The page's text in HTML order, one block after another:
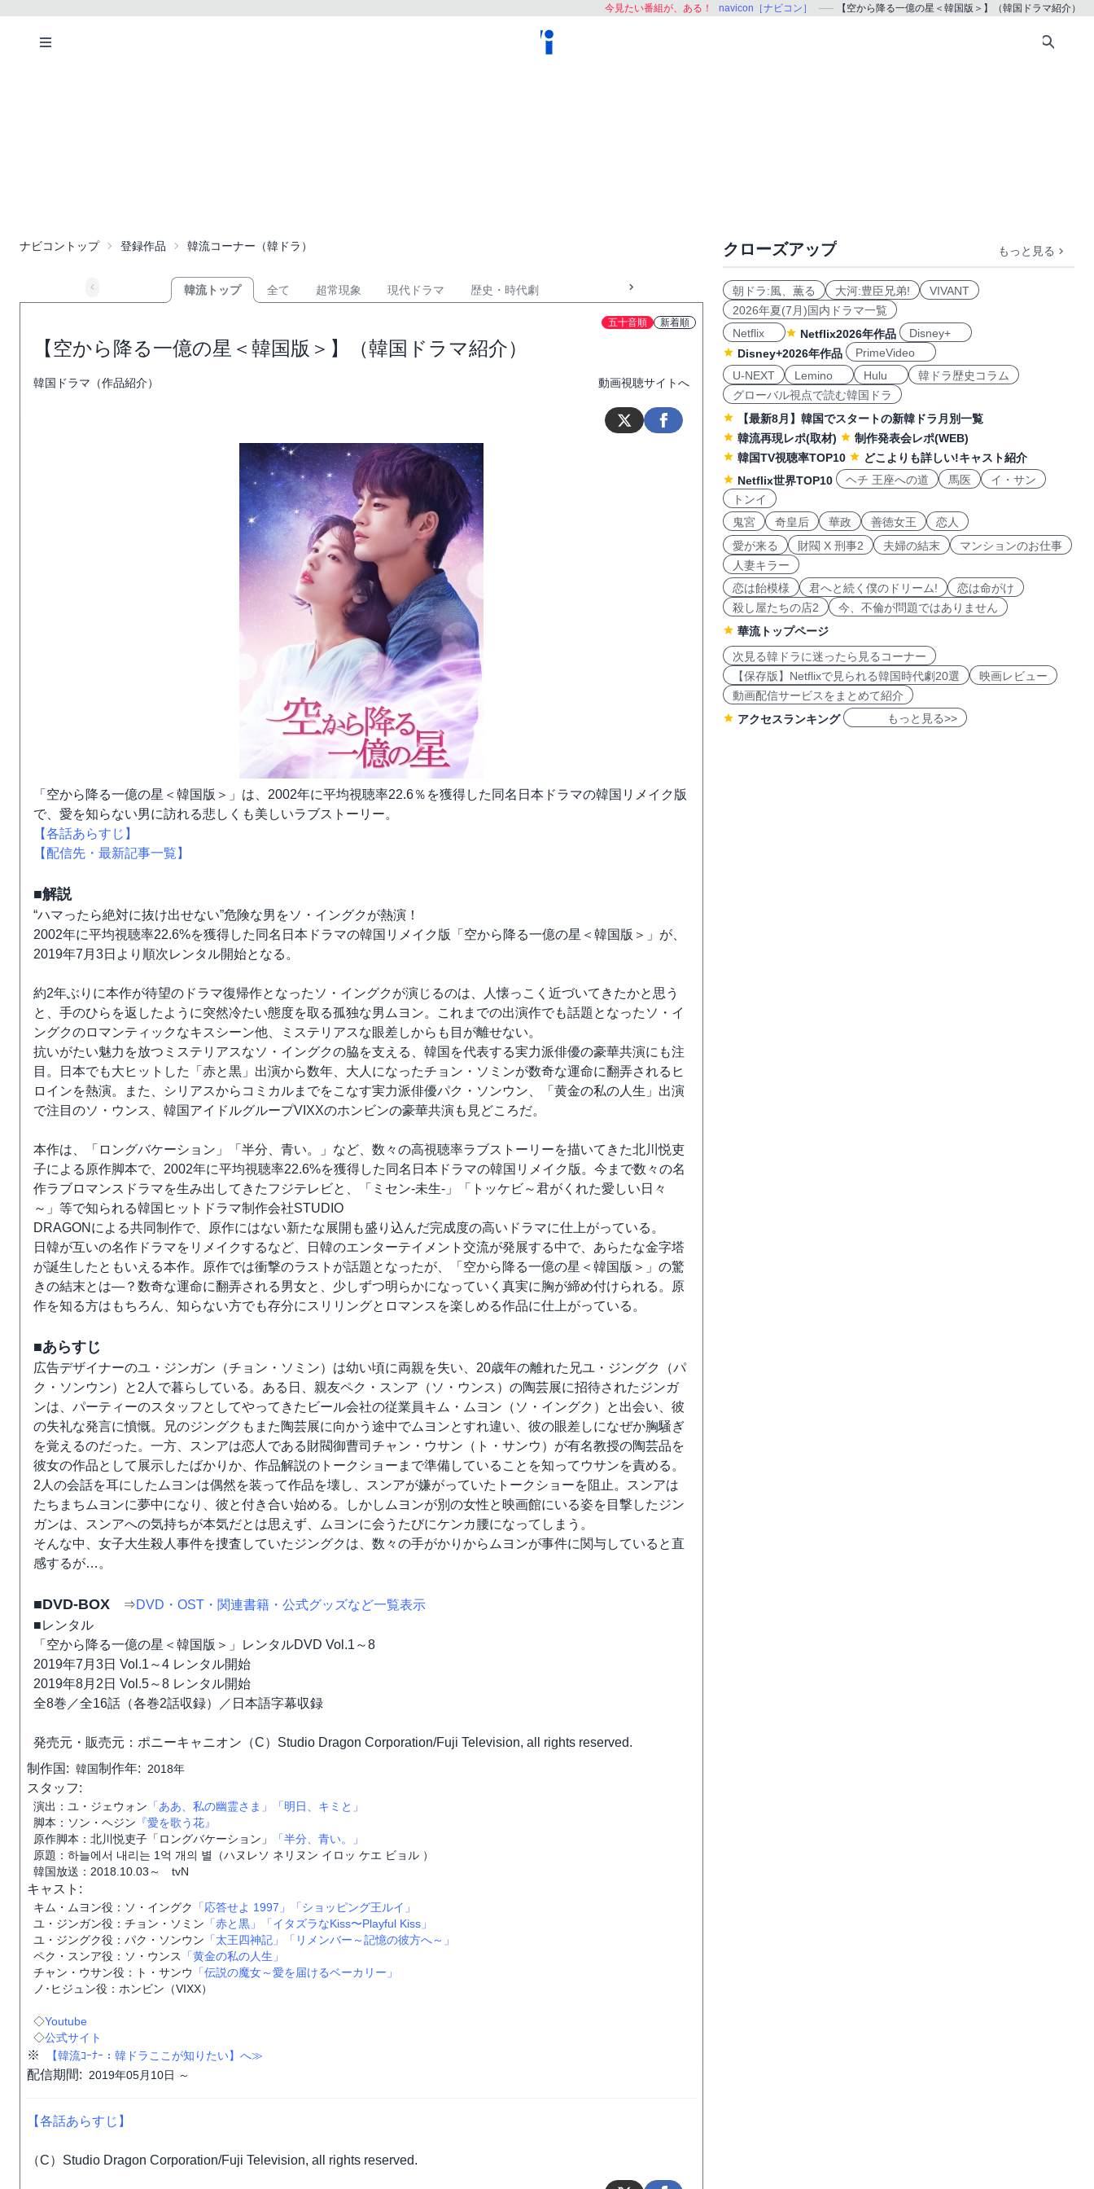
今見たい番組が、ある！ navicon［ナビコン］ 【空から降る一億の星＜韓国版＞】（韓国ドラマ紹介）
ナビコントップ 登録作品 韓流コーナー（韓ドラ）
韓流トップ 全て 超常現象 現代ドラマ 歴史・時代劇
五十音順 新着順
【空から降る一億の星＜韓国版＞】（韓国ドラマ紹介）
韓国ドラマ（作品紹介） 動画視聴サイトへ
「空から降る一億の星＜韓国版＞」は、2002年に平均視聴率22.6％を獲得した同名日本ドラマの韓国リメイク版
で、愛を知らない男に訪れる悲しくも美しいラブストーリー。
【各話あらすじ】
【配信先・最新記事一覧】
■解説
“ハマったら絶対に抜け出せない”危険な男をソ・イングクが熱演！
2002年に平均視聴率22.6%を獲得した同名日本ドラマの韓国リメイク版「空から降る一億の星＜韓国版＞」が、
2019年7月3日より順次レンタル開始となる。
約2年ぶりに本作が待望のドラマ復帰作となったソ・イングクが演じるのは、人懐っこく近づいてきたかと思う
と、手のひらを返したように突然冷たい態度を取る孤独な男ムヨン。これまでの出演作でも話題となったソ・イ
ングクのロマンティックなキスシーン他、ミステリアスな眼差しからも目が離せない。
抗いがたい魅力を放つミステリアスなソ・イングクの脇を支える、韓国を代表する実力派俳優の豪華共演にも注
目。日本でも大ヒットした「赤と黒」出演から数年、大人になったチョン・ソミンが数奇な運命に翻弄されるヒ
ロインを熱演。また、シリアスからコミカルまでをこなす実力派俳優パク・ソンウン、「黄金の私の人生」出演
で注目のソ・ウンス、韓国アイドルグループVIXXのホンビンの豪華共演も見どころだ。
本作は、「ロングバケーション」「半分、青い。」など、数々の高視聴率ラブストーリーを描いてきた北川悦吏
子による原作脚本で、2002年に平均視聴率22.6%を獲得した同名日本ドラマの韓国リメイク版。今まで数々の名
作ラブロマンスドラマを生み出してきたフジテレビと、「ミセン-未生-」「トッケビ～君がくれた愛しい日々
～」等で知られる韓国ヒットドラマ制作会社STUDIO
DRAGONによる共同制作で、原作にはない新たな展開も盛り込んだ完成度の高いドラマに仕上がっている。
日韓が互いの名作ドラマをリメイクするなど、日韓のエンターテイメント交流が発展する中で、あらたな金字塔
が誕生したともいえる本作。原作では衝撃のラストが話題となったが、「空から降る一億の星＜韓国版＞」の驚
きの結末とは―？数奇な運命に翻弄される男女と、少しずつ明らかになっていく真実に胸が締め付けられる。原
作を知る方はもちろん、知らない方でも存分にスリリングとロマンスを楽しめる作品に仕上がっている。
■あらすじ
広告デザイナーのユ・ジンガン（チョン・ソミン）は幼い頃に両親を失い、20歳年の離れた兄ユ・ジングク（パ
ク・ソンウン）と2人で暮らしている。ある日、親友ペク・スンア（ソ・ウンス）の陶芸展に招待されたジンガ
ンは、パーティーのスタッフとしてやってきたビール会社の従業員キム・ムヨン（ソ・イングク）と出会い、彼
の失礼な発言に憤慨。兄のジングクもまた陶芸展に向かう途中でムヨンとすれ違い、彼の眼差しになぜか胸騒ぎ
を覚えるのだった。一方、スンアは恋人である財閥御曹司チャン・ウサン（ト・サンウ）が有名教授の陶芸品を
彼女の作品として展示したばかりか、作品解説のトークショーまで準備していることを知ってウサンを責める。
2人の会話を耳にしたムヨンは偶然を装って作品を壊し、スンアが嫌がっていたトークショーを阻止。スンアは
たちまちムヨンに夢中になり、彼と付き合い始める。しかしムヨンが別の女性と映画館にいる姿を目撃したジン
ガンは、スンアへの気持ちが本気だとは思えず、ムヨンに会うたびにケンカ腰になってしまう。
そんな中、女子大生殺人事件を捜査していたジングクは、数々の手がかりからムヨンが事件に関与していると直
感するが…。
■DVD-BOX ⇒DVD・OST・関連書籍・公式グッズなど一覧表示
■レンタル
「空から降る一億の星＜韓国版＞」レンタルDVD Vol.1～8
2019年7月3日 Vol.1～4 レンタル開始
2019年8月2日 Vol.5～8 レンタル開始
全8巻／全16話（各巻2話収録）／日本語字幕収録
発売元・販売元：ポニーキャニオン（C）Studio Dragon Corporation/Fuji Television, all rights reserved.
制作国: 韓国制作年: 2018年
スタッフ:
演出：ユ・ジェウォン 「ああ、私の幽霊さま」
「明日、キミと」
脚本：ソン・ヘジン 『愛を歌う花』
原作脚本：北川悦吏子「ロングバケーション」
「半分、青い。」
原題：하늘에서 내리는 1억 개의 별（ハヌレソ ネリヌン イロッ ケエ ビョル ）
韓国放送：2018.10.03～ tvN
キャスト:
キム・ムヨン役：ソ・イングク 「応答せよ 1997」
「ショッピング王ルイ」
ユ・ジンガン役：チョン・ソミン 「赤と黒」
「イタズラなKiss〜Playful Kiss」
ユ・ジングク役：パク・ソンウン 「太王四神記」
「リメンバー～記憶の彼方へ～」
ペク・スンア役：ソ・ウンス
「黄金の私の人生」
チャン・ウサン役：ト・サンウ
「伝説の魔女～愛を届けるベーカリー」
ノ･ヒジュン役：ホンビン（VIXX）
◇Youtube
◇公式サイト
※ 【韓流ｺｰﾅｰ：韓ドラここが知りたい】へ≫
配信期間: 2019年05月10日 ～
【各話あらすじ】
（C）Studio Dragon Corporation/Fuji Television, all rights reserved.
クローズアップ もっと見る
朝ドラ:風、薫る 大河:豊臣兄弟!
VIVANT
2026年夏(7月)国内ドラマ一覧
Netflix
Netflix2026年作品
Disney+
Disney+2026年作品
PrimeVideo
U-NEXT
Lemino Hulu
韓ドラ歴史コラム
グローバル視点で読む韓国ドラ
【最新8月】韓国でスタートの新韓ドラ月別一覧
韓流再現レポ(取材)
制作発表会レポ(WEB)
韓国TV視聴率TOP10
どこよりも詳しい!キャスト紹介
Netflix世界TOP10
ヘチ 王座への道 馬医
イ・サン
トンイ
鬼宮
奇皇后 華政 善徳女王
恋人
愛が来る
財閥 X 刑事2 夫婦の結末
マンションのお仕事
人妻キラー
恋は飴模様
君へと続く僕のドリーム!
恋は命がけ
殺し屋たちの店2
今、不倫が問題ではありません
華流トップページ
次見る韓ドラに迷ったら見るコーナー
【保存版】Netflixで見られる韓国時代劇20選
映画レビュー
動画配信サービスをまとめて紹介
アクセスランキング
もっと見る>>